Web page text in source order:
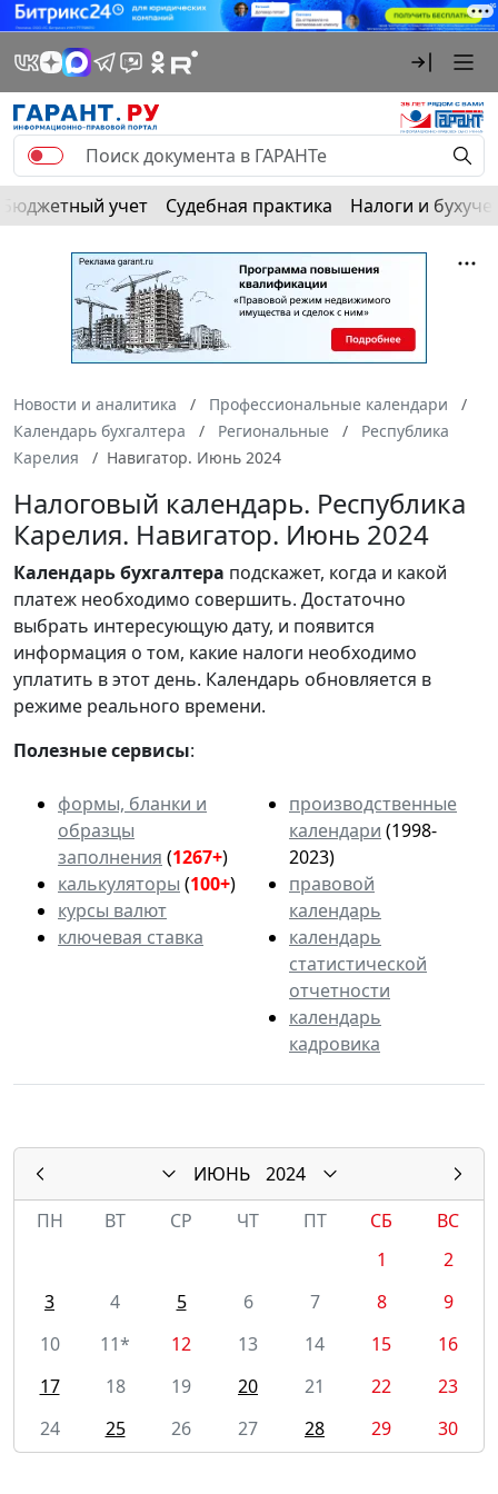
Бюджетный учет Судебная практика Налоги и
Новости и аналитика
Профессиональные календари
Календарь бухгалтера
Региональные
Республика
Карелия
Навигатор. Июнь 2024
Налоговый календарь. Республика
Карелия. Навигатор. Июнь 2024
Календарьбухгалтера подскажет, когда и какой
платеж необходимо совершить. Достаточно
выбрать интересующую дату, и появится
информация о том, какие налоги необходимо
уплатить в этот день. Календарь обновляется в
режиме реального времени.
Полезные сервисы:
формы, бланки и
образцы
заполнения (1267+)
калькуляторы (100+)
курсы валют
ключевая ставка
производственные
календари (1998-
2023)
правовой
календарь
календарь
статистической
отчетности
календарь
кадровика
ИЮНЬ
2024
ПН
ВТ СР ЧТ ПТ СБ
ВС
1
2
3
4 5 6 7 8
9
10
11* 12 13 14 15
16
17
18 19 20 21 22
23
24
25 26 27 28 29 30